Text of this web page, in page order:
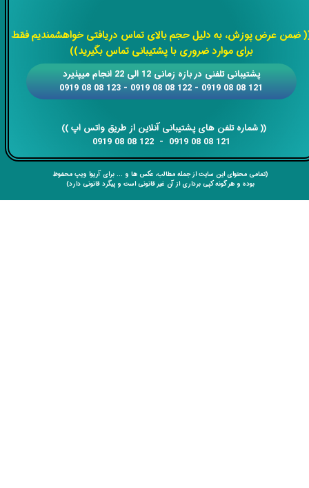
ضمن عرض پوزش، به دلیل حجم بالای تماس دریافتی خواهشمندیم فقط
برای موارد ضروری با پشتیبانی تماس بگیرید))
​​​​​​​​​​​​​​(( ​​​​​​​شماره تلفن های پشتیبانی آنلاین از طریق واتس اپ ))
​​​​​​​121 08 08 0919 - 122 08 08 0919
​​پشتیبانی تلفنی در بازه زمانی 12 الی 22 انجام میپذیرد
121 08 08 0919 - 122 08 08 0919 - 123 08 08 0919
(تمامی محتوای این سایت از جمله مطالب، عکس ها و ... برای آریوا ویپ محفوظ
بوده و هر گونه کپی برداری از آن غیر قانونی است و پیگرد قانونی دارد)